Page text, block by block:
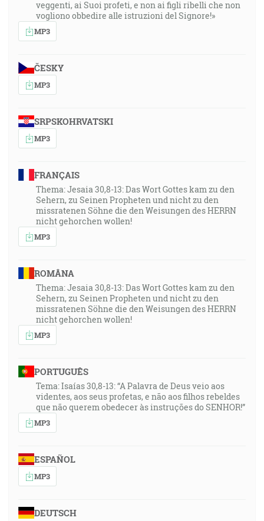
veggenti, ai Suoi profeti, e non ai figli ribelli che non
vogliono obbedire alle istruzioni del Signore!»
MP3
ČESKY
MP3
SRPSKOHRVATSKI
MP3
FRANÇAIS
Thema: Jesaia 30,8-13: Das Wort Gottes kam zu den
Sehern, zu Seinen Propheten und nicht zu den
missratenen Söhne die den Weisungen des HERRN
nicht gehorchen wollen!
MP3
ROMÂNA
Thema: Jesaia 30,8-13: Das Wort Gottes kam zu den
Sehern, zu Seinen Propheten und nicht zu den
missratenen Söhne die den Weisungen des HERRN
nicht gehorchen wollen!
MP3
PORTUGUÊS
Tema: Isaías 30,8-13: “A Palavra de Deus veio aos
videntes, aos seus profetas, e não aos filhos rebeldes
que não querem obedecer às instruções do SENHOR!”
MP3
ESPAÑOL
MP3
DEUTSCH